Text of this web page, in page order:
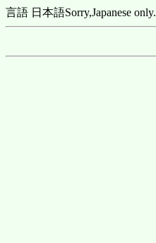
言語 日本語Sorry,Japanese only.